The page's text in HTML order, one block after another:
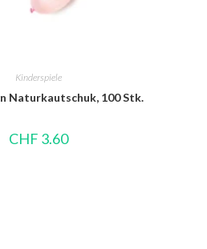
Kinderspiele
Naturkautschuk, 100 Stk.
CHF 3.60